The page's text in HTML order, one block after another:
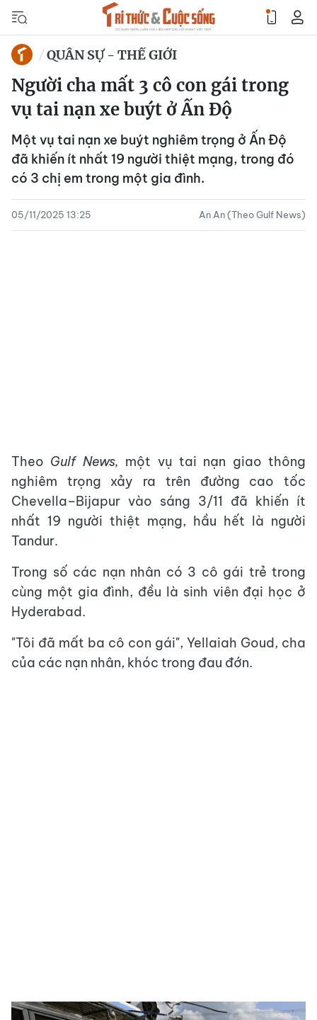
QUÂN SỰ - THẾ GIỚI
Người cha mất 3 cô con gái trong
vụ tai nạn xe buýt ở Ấn Độ
Một vụ tai nạn xe buýt nghiêm trọng ở Ấn Độ
đã khiến ít nhất 19 người thiệt mạng, trong đó
có 3 chị em trong một gia đình.
05/11/2025 13:25 An An (Theo Gulf News)
Theo Gulf News, một vụ tai nạn giao thông
nghiêm trọng xảy ra trên đường cao tốc
Chevella–Bijapur vào sáng 3/11 đã khiến ít
nhất 19 người thiệt mạng, hầu hết là người
Tandur.
Trong số các nạn nhân có 3 cô gái trẻ trong
cùng một gia đình, đều là sinh viên đại học ở
Hyderabad.
"Tôi đã mất ba cô con gái", Yellaiah Goud, cha
của các nạn nhân, khóc trong đau đớn.